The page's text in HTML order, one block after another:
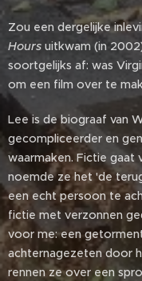
Zou een dergelijke
Hours uitkwam (in
soortgelijks af: was
om een film over te
Lee is de biograaf van
gecompliceerder en
waarmaken. Fictie
noemde ze het 'de
een ​​echt persoon te
fictie met verzonnen
voor me: een
achternagezeten door
rennen ze over een